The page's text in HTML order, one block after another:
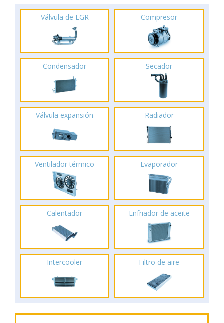
Válvula de EGR Compresor
Condensador Secador
Válvula expansión Radiador
Ventilador térmico Evaporador
Calentador Enfriador de aceite
Intercooler Filtro de aire